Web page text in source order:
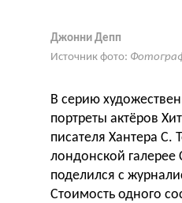
Джонни Депп
Источник фото:
В серию
портреты актёров
писателя Хантера
лондонской галерее
поделился с
Стоимость одного